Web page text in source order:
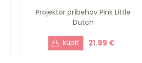
Projektor príbehov Pink Little
Dutch
21.99 €